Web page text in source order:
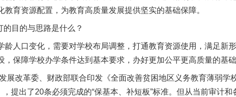
育资源配置，为教育高质量发展提供坚实的基础保障。
目的与思路是什么？
口变化，需要对学校布局调整，打通教育资源使用，满足新形
，保障学校办学条件达到基本要求，办好更加公平更高质量的基础
改革委、财政部联合印发《全面改善贫困地区义务教育薄弱学
，提出了20条必须完成的“保基本、补短板”标准。但从当前审计